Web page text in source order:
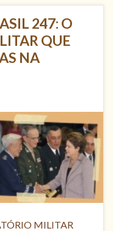
247: O
QUE
NA
MILITAR